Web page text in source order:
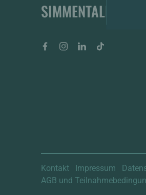
SIMMENTALER BIER
FacebookInstagramLinkedInTiktok
Kontakt Impressum
AGB und